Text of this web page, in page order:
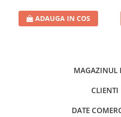
dimensiune 10x38
Sigurante fuzibile tip C,
Sigurante radio 5x20
ADAUGA IN COS
MAGAZINUL
CLIENTI
DATE